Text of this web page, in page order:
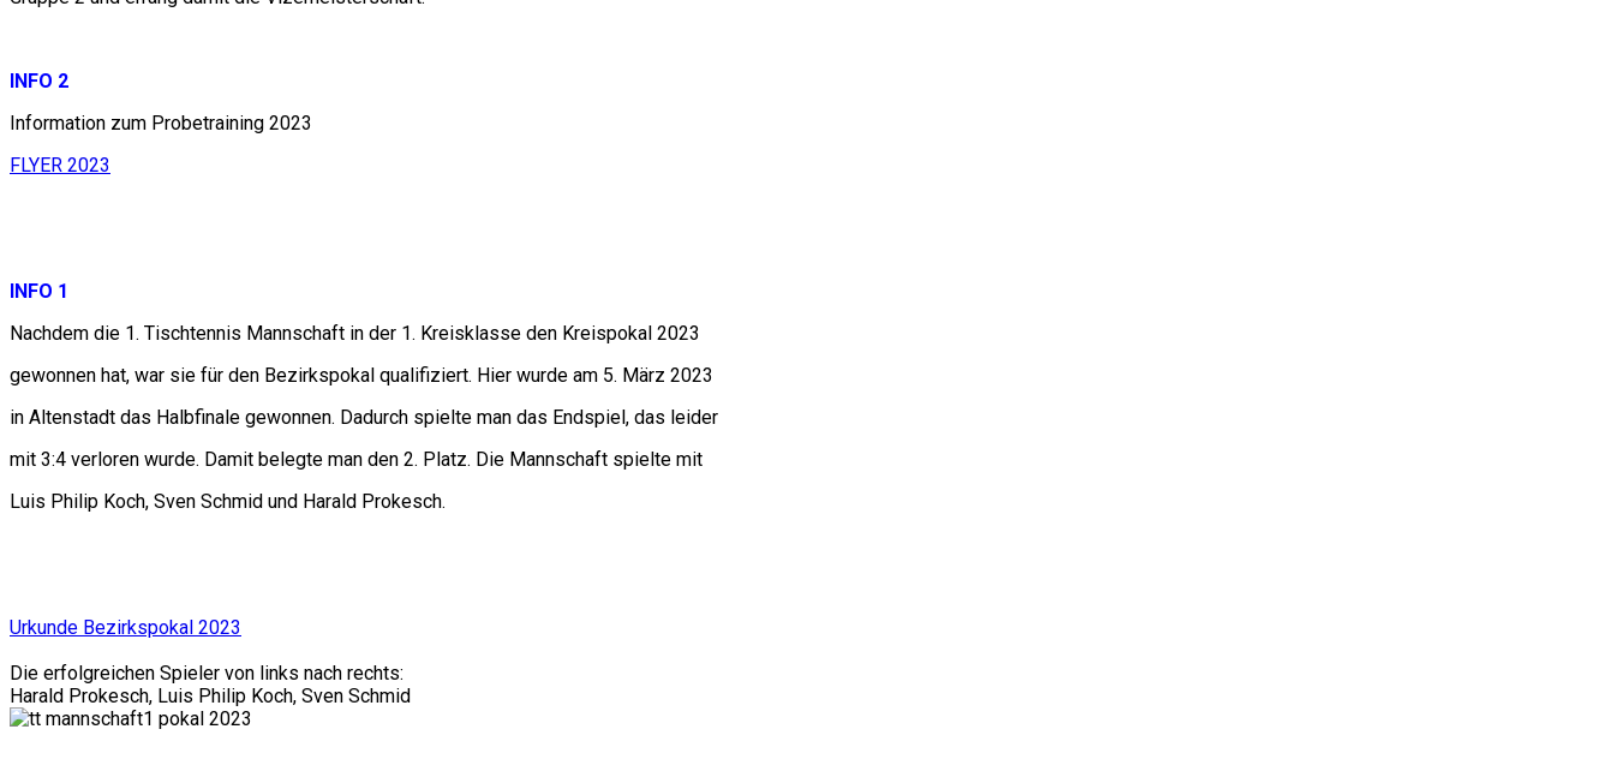
INFO 2
Information zum Probetraining 2023
FLYER 2023
INFO 1
Nachdem die 1. Tischtennis Mannschaft in der 1. Kreisklasse den Kreispokal 2023
gewonnen hat, war sie für den Bezirkspokal qualifiziert. Hier wurde am 5. März 2023
in Altenstadt das Halbfinale gewonnen. Dadurch spielte man das Endspiel, das leider
mit 3:4 verloren wurde. Damit belegte man den 2. Platz. Die Mannschaft spielte mit
Luis Philip Koch, Sven Schmid und Harald Prokesch.
Urkunde Bezirkspokal 2023
Die erfolgreichen Spieler von links nach rechts:
Harald Prokesch, Luis Philip Koch, Sven Schmid